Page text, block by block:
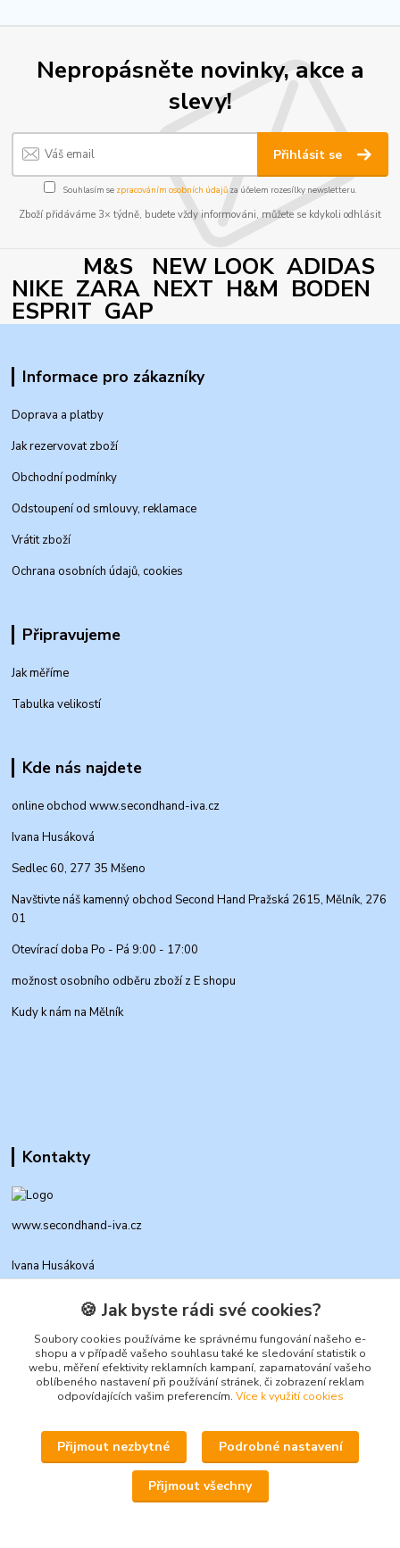
Nepropásněte novinky, akce a
slevy!
Přihlásit se
Souhlasím se zpracováním osobních údajůza účelem rozesílky newsletteru.
Zboží přidáváme 3× týdně, budete vždy informováni, můžete se kdykoli odhlásit
M&S NEW LOOK ADIDAS
NIKE ZARA NEXT H&M BODEN
ESPRIT GAP
Informace pro zákazníky
Doprava a platby
Jak rezervovat zboží
Obchodní podmínky
Odstoupení od smlouvy, reklamace
Vrátit zboží
Ochrana osobních údajů, cookies
Připravujeme
Jak měříme
Tabulka velikostí
Kde nás najdete
online obchod www.secondhand-iva.cz
Ivana Husáková
Sedlec 60, 277 35 Mšeno
Navštivte náš kamenný obchod Second Hand Pražská 2615, Mělník, 276
01
Otevírací doba Po - Pá 9:00 - 17:00
možnost osobního odběru zboží z E shopu
Kudy k nám na Mělník
Kontakty
www.secondhand-iva.cz
Ivana Husáková
+420 315 695 684
(Po-Pá, 9-17 hod.)
info@secondhand-iva.cz
Upravit sběr cookies.
🍪 Jak byste rádi své cookies?
Soubory cookies používáme ke správnému fungování našeho e-
shopu a v případě vašeho souhlasu také ke sledování statistik o
webu, měření efektivity reklamních kampaní, zapamatování vašeho
oblíbeného nastavení při používání stránek, či zobrazení reklam
odpovídajících vašim preferencím. Více k využití cookies
Přijmout nezbytné Podrobné nastavení
Přijmout všechny